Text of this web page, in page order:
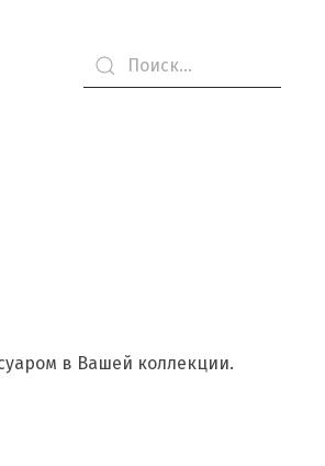
в Вашей коллекции.